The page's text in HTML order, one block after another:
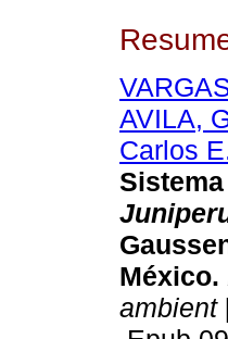
AVILA,
Carlos
México.
ambient